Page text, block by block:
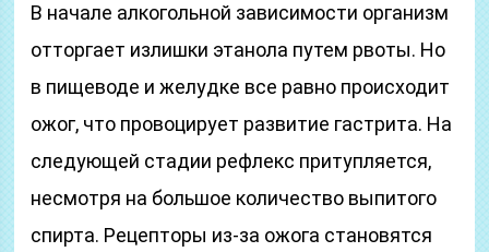
В начале алкогольной зависимости организм
отторгает излишки этанола путем рвоты. Но
в пищеводе и желудке все равно происходит
ожог, что провоцирует развитие гастрита. На
следующей стадии рефлекс притупляется,
несмотря на большое количество выпитого
спирта. Рецепторы из-за ожога становятся